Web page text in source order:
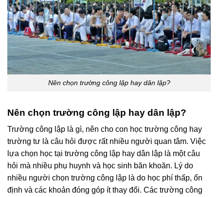
Nên chọn trường công lập hay dân lập?
Nên chọn trường công lập hay dân lập?
Trường công lập là gì, nên cho con học trường công hay
trường tư là câu hỏi được rất nhiều người quan tâm. Việc
lựa chọn học tại trường công lập hay dân lập là một câu
hỏi mà nhiều phụ huynh và học sinh băn khoăn. Lý do
nhiều người chọn trường công lập là do học phí thấp, ổn
định và các khoản đóng góp ít thay đổi. Các trường công